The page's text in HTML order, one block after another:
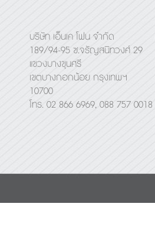
บริษัท เอ็นเค โฟน จำกัด
189/94-95 ซ.จรัญสนิทวงศ์ 29
แขวงบางขุนศรี
เขตบางกอกน้อย กรุงเทพฯ
10700
โทร. 02 866 6969, 088 757 0018